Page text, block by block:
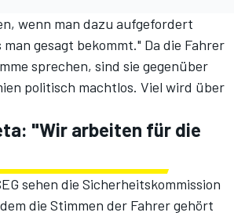
wenn man dazu aufgefordert
gesagt bekommt." Da die Fahrer
sprechen, sind sie gegenüber
politisch machtlos. Viel wird über
"Wir arbeiten für die
sehen die Sicherheitskommission
die Stimmen der Fahrer gehört